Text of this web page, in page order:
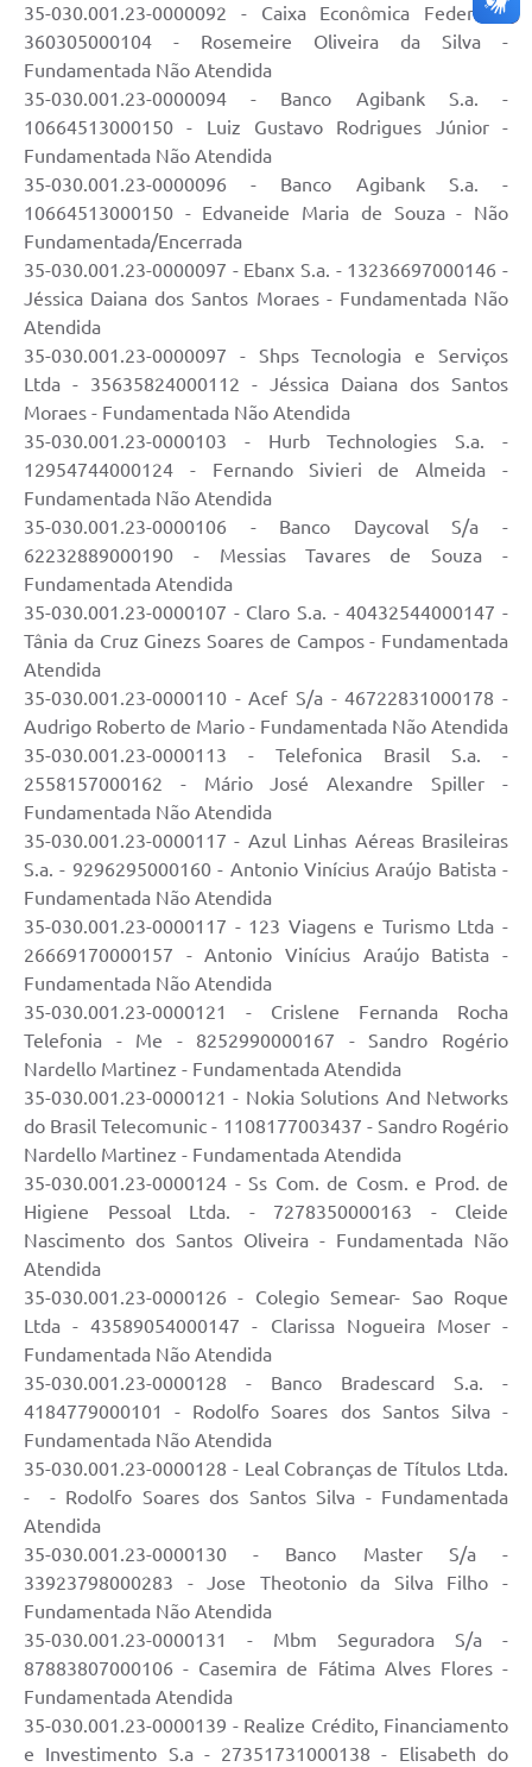
35-030.001.23-0000092 - Caixa Econômica Federal -
360305000104 - Rosemeire Oliveira da Silva -
Fundamentada Não Atendida
35-030.001.23-0000094 - Banco Agibank S.a. -
10664513000150 - Luiz Gustavo Rodrigues Júnior -
Fundamentada Não Atendida
35-030.001.23-0000096 - Banco Agibank S.a. -
10664513000150 - Edvaneide Maria de Souza - Não
Fundamentada/Encerrada
35-030.001.23-0000097 - Ebanx S.a. - 13236697000146 -
Jéssica Daiana dos Santos Moraes - Fundamentada Não
Atendida
35-030.001.23-0000097 - Shps Tecnologia e Serviços
Ltda - 35635824000112 - Jéssica Daiana dos Santos
Moraes - Fundamentada Não Atendida
35-030.001.23-0000103 - Hurb Technologies S.a. -
12954744000124 - Fernando Sivieri de Almeida -
Fundamentada Não Atendida
35-030.001.23-0000106 - Banco Daycoval S/a -
62232889000190 - Messias Tavares de Souza -
Fundamentada Atendida
35-030.001.23-0000107 - Claro S.a. - 40432544000147 -
Tânia da Cruz Ginezs Soares de Campos - Fundamentada
Atendida
35-030.001.23-0000110 - Acef S/a - 46722831000178 -
Audrigo Roberto de Mario - Fundamentada Não Atendida
35-030.001.23-0000113 - Telefonica Brasil S.a. -
2558157000162 - Mário José Alexandre Spiller -
Fundamentada Não Atendida
35-030.001.23-0000117 - Azul Linhas Aéreas Brasileiras
S.a. - 9296295000160 - Antonio Vinícius Araújo Batista -
Fundamentada Não Atendida
35-030.001.23-0000117 - 123 Viagens e Turismo Ltda -
26669170000157 - Antonio Vinícius Araújo Batista -
Fundamentada Não Atendida
35-030.001.23-0000121 - Crislene Fernanda Rocha
Telefonia - Me - 8252990000167 - Sandro Rogério
Nardello Martinez - Fundamentada Atendida
35-030.001.23-0000121 - Nokia Solutions And Networks
do Brasil Telecomunic - 1108177003437 - Sandro Rogério
Nardello Martinez - Fundamentada Atendida
35-030.001.23-0000124 - Ss Com. de Cosm. e Prod. de
Higiene Pessoal Ltda. - 7278350000163 - Cleide
Nascimento dos Santos Oliveira - Fundamentada Não
Atendida
35-030.001.23-0000126 - Colegio Semear- Sao Roque
Ltda - 43589054000147 - Clarissa Nogueira Moser -
Fundamentada Não Atendida
35-030.001.23-0000128 - Banco Bradescard S.a. -
4184779000101 - Rodolfo Soares dos Santos Silva -
Fundamentada Não Atendida
35-030.001.23-0000128 - Leal Cobranças de Títulos Ltda.
- - Rodolfo Soares dos Santos Silva - Fundamentada
Atendida
35-030.001.23-0000130 - Banco Master S/a -
33923798000283 - Jose Theotonio da Silva Filho -
Fundamentada Não Atendida
35-030.001.23-0000131 - Mbm Seguradora S/a -
87883807000106 - Casemira de Fátima Alves Flores -
Fundamentada Atendida
35-030.001.23-0000139 - Realize Crédito, Financiamento
e Investimento S.a - 27351731000138 - Elisabeth do